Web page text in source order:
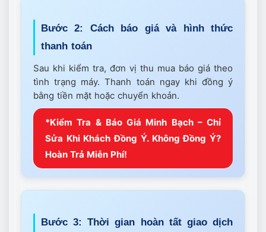
Bước 2: Cách báo giá và hình thức
thanh toán
Sau khi kiểm tra, đơn vị thu mua báo giá theo
tình trạng máy. Thanh toán ngay khi đồng ý
bằng tiền mặt hoặc chuyển khoản.
*Kiểm Tra & Báo Giá Minh Bạch – Chỉ
Sửa Khi Khách Đồng Ý. Không Đồng Ý?
Hoàn Trả Miễn Phí!
Bước 3: Thời gian hoàn tất giao dịch